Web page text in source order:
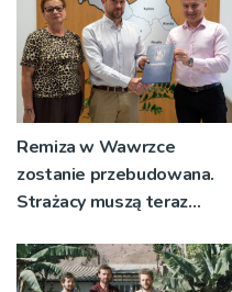
Remiza w Wawrzce
zostanie przebudowana.
Strażacy muszą teraz
wozem, żeby mieć miejsce
do przebierania na akcję